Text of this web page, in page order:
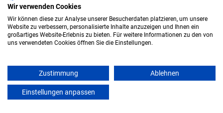
In Kooperation mit IU Duales Studium
(Internationale Hochschule)
Start: Oktober 2026
Freie Plätze: 1
Wir verwenden Cookies
Wir können diese zur Analyse unserer Besucherdaten platzieren, um unsere
Website zu verbessern, personalisierte Inhalte anzuzeigen und Ihnen ein
großartiges Website-Erlebnis zu bieten. Für weitere Informationen zu den von
uns verwendeten Cookies öffnen Sie die Einstellungen.
Zustimmung Ablehnen
Einstellungen anpassen